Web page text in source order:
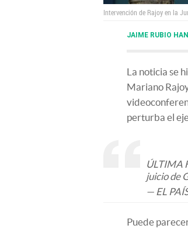
Intervención de Rajoy en la
JAIME RUBIO
La noticia se
Mariano
perturba el
ÚLTIMA
juicio de
— EL
Puede